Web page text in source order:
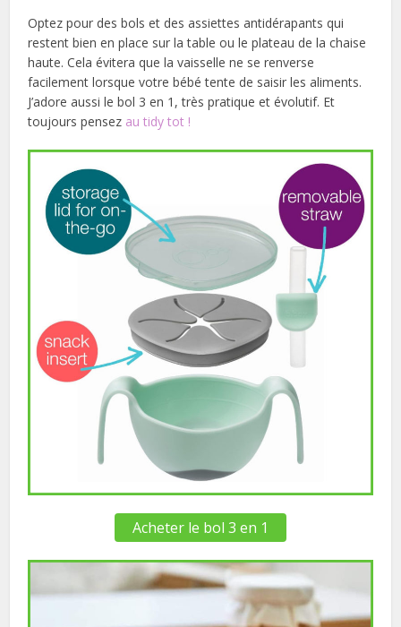
Optez pour des bols et des assiettes antidérapants qui
restent bien en place sur la table ou le plateau de la chaise
haute. Cela évitera que la vaisselle ne se renverse
facilement lorsque votre bébé tente de saisir les aliments.
J’adore aussi le bol 3 en 1, très pratique et évolutif. Et
toujours pensez au tidy tot !
Acheter le bol 3 en 1